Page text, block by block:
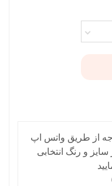
از طریق واتس اپ
و رنگ انتخابی